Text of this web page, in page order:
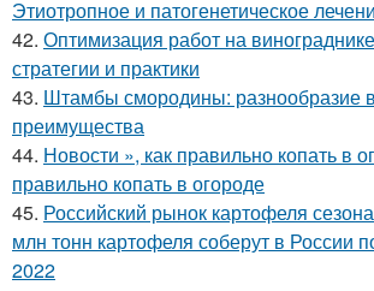
Этиотропное и патогенетическое
42. Оптимизация работ на
стратегии и практики
43. Штамбы смородины: разнообразие
преимущества
44. Новости », как правильно копать в
правильно копать в огороде
45. Российский рынок картофеля
млн тонн картофеля соберут в России
2022